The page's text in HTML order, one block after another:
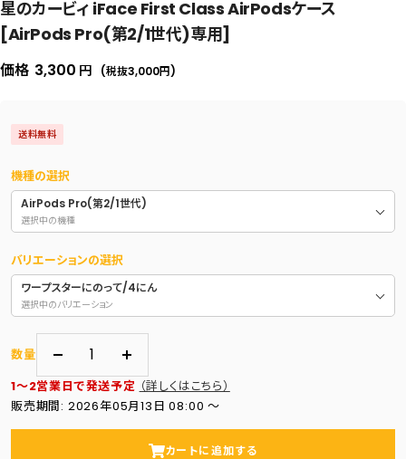
星のカービィ iFace First Class AirPodsケース
[AirPods Pro(第2/1世代)専用]
価格 セ
価
格
3,300 円 (税抜3,000円)
送料無料
機種の選択
AirPods Pro(第2/1世代)
選択中の機種
バリエーションの選択
ワープスターにのって/4にん
選択中のバリエーション
数量
量
を
数
量
を
1～2営業日で発送予定 （詳しくはこちら）
販売期間: 2026年05月13日 08:00 〜
カートに追加する